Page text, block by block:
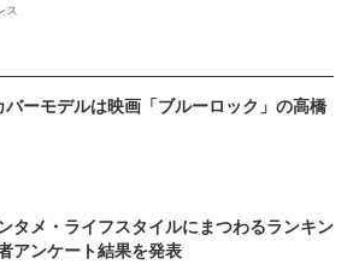
ス
バーモデルは映画「ブルーロック」の高橋
タメ・ライフスタイルにまつわるランキン
アンケート結果を発表